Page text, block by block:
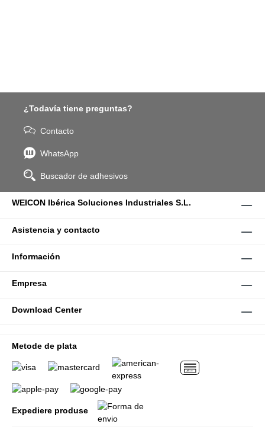
¿Todavía tiene preguntas?
Contacto
WhatsApp
Buscador de adhesivos
WEICON Ibérica Soluciones Industriales S.L.
Asistencia y contacto
Información
Empresa
Download Center
Metode de plata
Expediere produse